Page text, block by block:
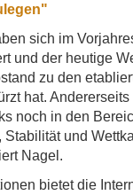
sich im
und der heutige
zu den
hat.
noch in den
und
Nagel.
bietet die